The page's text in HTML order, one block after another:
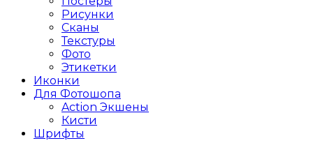
Рисунки
Сканы
Текстуры
Фото
Этикетки
Иконки
Для Фотошопа
Action Экшены
Кисти
Шрифты